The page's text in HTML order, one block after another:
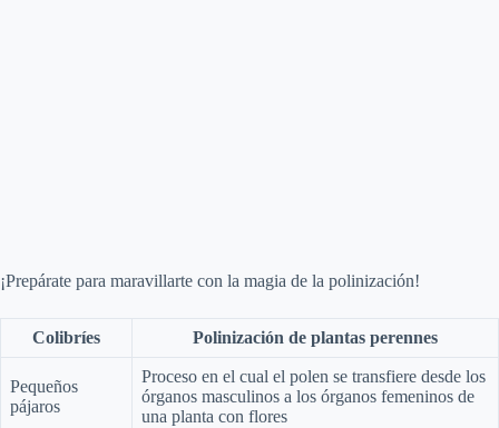
¡Prepárate para maravillarte con la magia de la polinización!
Colibríes Polinización de plantas perennes
Pequeños
pájaros
Proceso en el cual el polen se transfiere desde los
órganos masculinos a los órganos femeninos de
una planta con flores